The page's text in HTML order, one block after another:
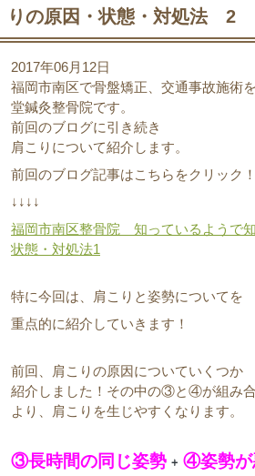
りの原因・状態・対処法 2
2017年06月12日
福岡市南区で骨盤矯正、交通事故施術
堂鍼灸整骨院です。
前回のブログに引き続き
肩こりについて紹介します。
前回のブログ記事はこちらをクリック！
↓↓↓↓
福岡市南区整骨院 知っているようで
状態・対処法1
特に今回は、肩こりと姿勢についてを
重点的に紹介していきます！
前回、肩こりの原因についていくつか
紹介しました！その中の③と④が組み
より、肩こりを生じやすくなります。
③長時間の同じ姿勢 ④姿勢が